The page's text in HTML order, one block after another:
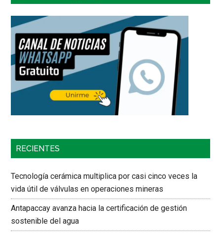
RECIENTES
Tecnología cerámica multiplica por casi cinco veces la
vida útil de válvulas en operaciones mineras
Antapaccay avanza hacia la certificación de gestión
sostenible del agua